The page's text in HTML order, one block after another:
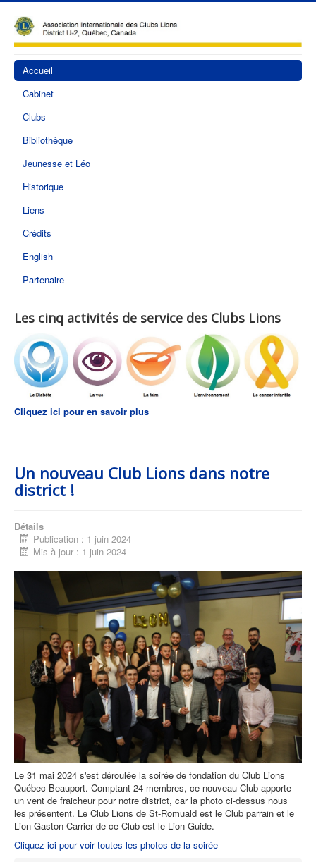
Accueil
Cabinet
Clubs
Bibliothèque
Jeunesse et Léo
Historique
Liens
Crédits
English
Partenaire
Les cinq activités de service des Clubs Lions
Cliquez ici pour en savoir plus
Un nouveau Club Lions dans notre
district !
Détails
Publication : 1 juin 2024
Mis à jour : 1 juin 2024
Le 31 mai 2024 s'est déroulée la soirée de fondation du Club Lions
Québec Beauport. Comptant 24 membres, ce nouveau Club apporte
un vent de fraicheur pour notre district, car la photo ci-dessus nous
les présentent. Le Club Lions de St-Romuald est le Club parrain et le
Lion Gaston Carrier de ce Club est le Lion Guide.
Cliquez ici pour voir toutes les photos de la soirée